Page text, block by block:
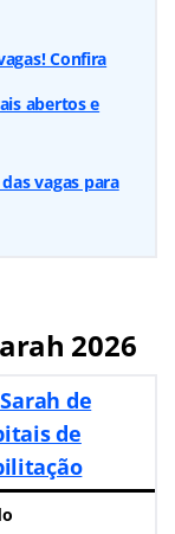
Confira
abertos e
vagas para
2026
de
de